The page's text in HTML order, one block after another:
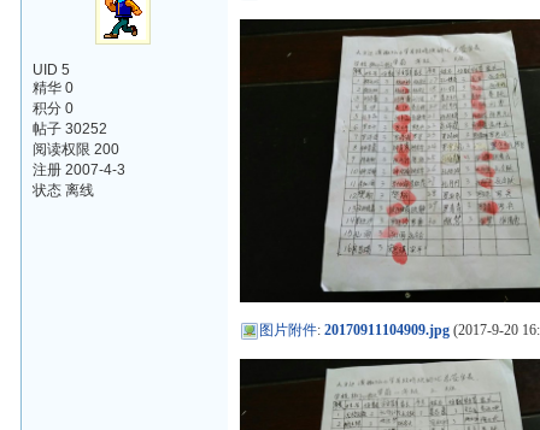
UID 5
精华 0
积分 0
帖子 30252
阅读权限 200
注册 2007-4-3
状态 离线
图片附件:20170911104909.jpg (2017-9-20